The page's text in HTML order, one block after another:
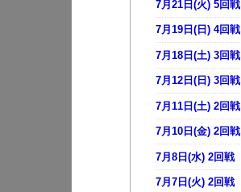
7月21日(火) 5回戦
7月19日(日) 4回戦
7月18日(土) 3回戦
7月12日(日) 3回戦
7月11日(土) 2回戦
7月10日(金) 2回戦
7月8日(水) 2回戦
7月7日(火) 2回戦